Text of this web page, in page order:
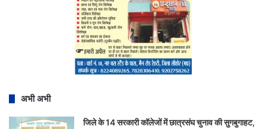
अभी अभी
जिले के 14 सरकारी कॉलेजों में छात्रसंघ चुनाव की सुगबुगाहट,